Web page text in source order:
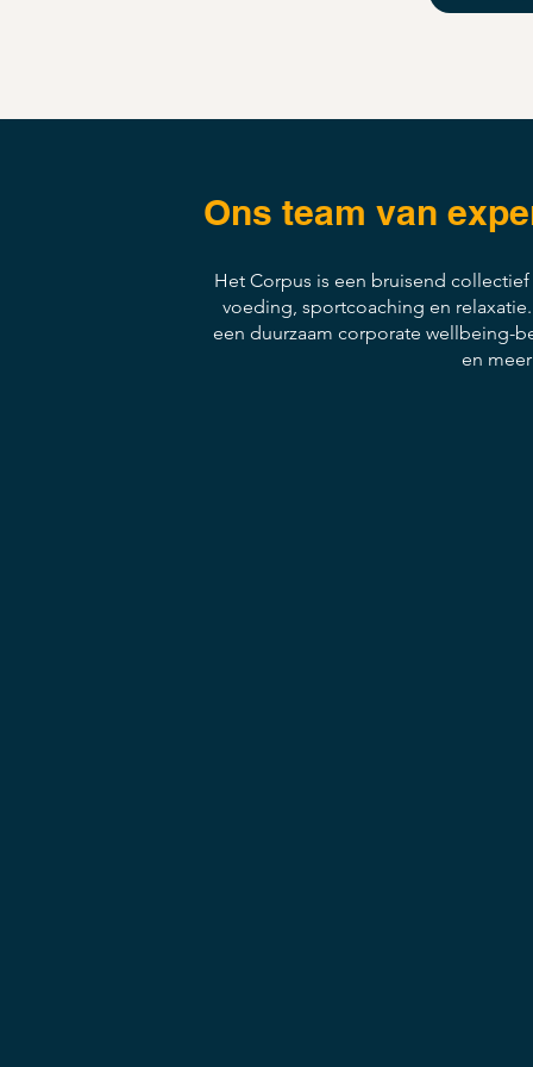
Ons team van
Het Corpus is een bruisend
voeding, sportcoaching en
een duurzaam corporate wellbeing-
en